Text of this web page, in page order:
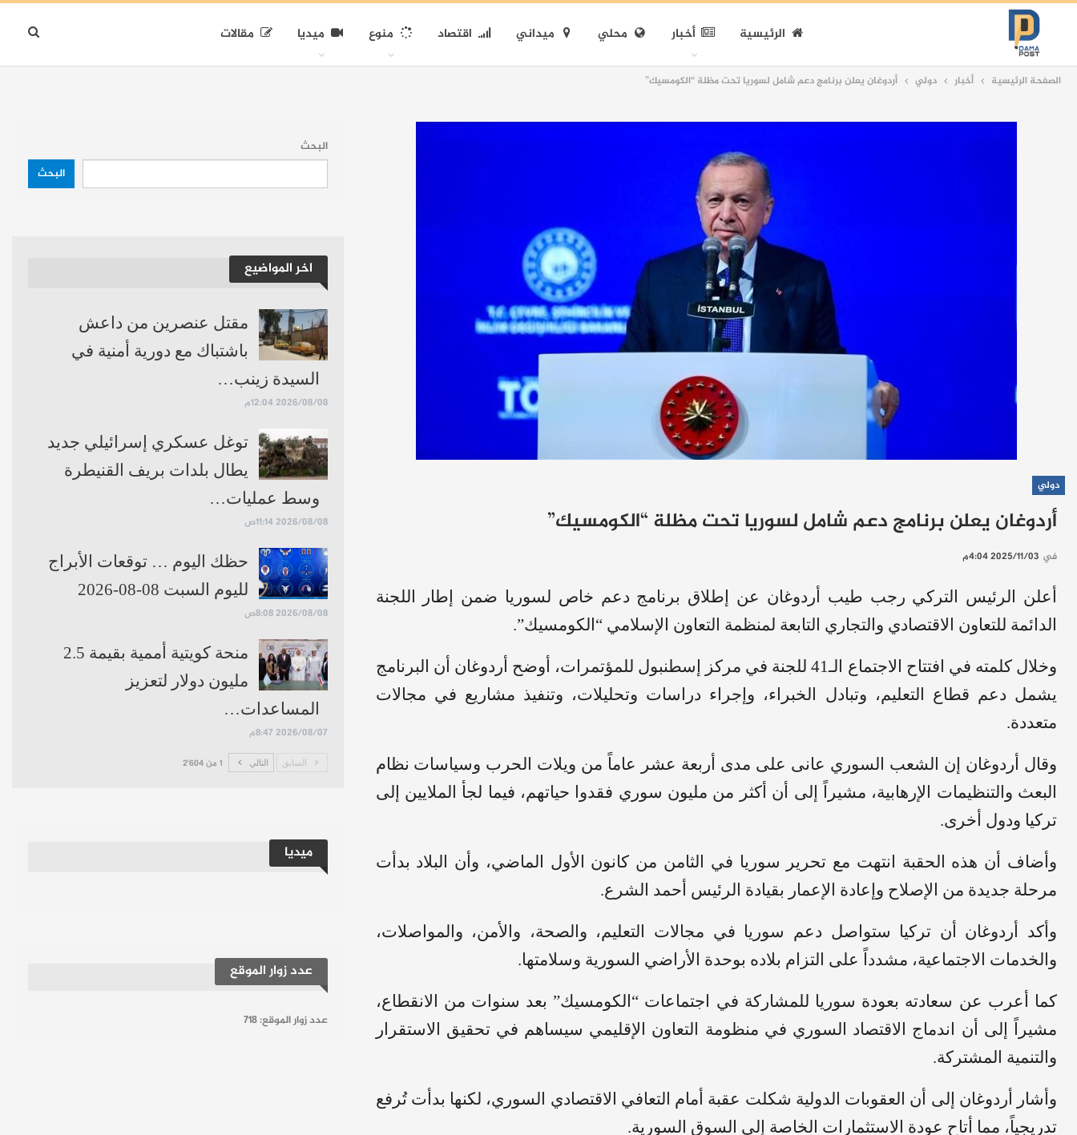
الرئيسية أخبار محلي ميداني اقتصاد منوع ميديا مقالات
الصفحة الرئيسية أخبار دولي أردوغان يعلن برنامج دعم شامل لسوريا تحت مظلة “الكومسيك”
دولي
أردوغان يعلن برنامج دعم شامل لسوريا تحت مظلة “الكومسيك”
في 2025/11/03 4:04م
أعلن الرئيس التركي رجب طيب أردوغان عن إطلاق برنامج دعم خاص لسوريا ضمن إطار اللجنة
الدائمة للتعاون الاقتصادي والتجاري التابعة لمنظمة التعاون الإسلامي “الكومسيك”.
وخلال كلمته في افتتاح الاجتماع الـ41 للجنة في مركز إسطنبول للمؤتمرات، أوضح أردوغان أن البرنامج
يشمل دعم قطاع التعليم، وتبادل الخبراء، وإجراء دراسات وتحليلات، وتنفيذ مشاريع في مجالات
متعددة.
وقال أردوغان إن الشعب السوري عانى على مدى أربعة عشر عاماً من ويلات الحرب وسياسات نظام
البعث والتنظيمات الإرهابية، مشيراً إلى أن أكثر من مليون سوري فقدوا حياتهم، فيما لجأ الملايين إلى
تركيا ودول أخرى.
وأضاف أن هذه الحقبة انتهت مع تحرير سوريا في الثامن من كانون الأول الماضي، وأن البلاد بدأت
مرحلة جديدة من الإصلاح وإعادة الإعمار بقيادة الرئيس أحمد الشرع.
وأكد أردوغان أن تركيا ستواصل دعم سوريا في مجالات التعليم، والصحة، والأمن، والمواصلات،
والخدمات الاجتماعية، مشدداً على التزام بلاده بوحدة الأراضي السورية وسلامتها.
كما أعرب عن سعادته بعودة سوريا للمشاركة في اجتماعات “الكومسيك” بعد سنوات من الانقطاع،
مشيراً إلى أن اندماج الاقتصاد السوري في منظومة التعاون الإقليمي سيساهم في تحقيق الاستقرار
والتنمية المشتركة.
وأشار أردوغان إلى أن العقوبات الدولية شكلت عقبة أمام التعافي الاقتصادي السوري، لكنها بدأت تُرفع
تدريجياً، مما أتاح عودة الاستثمارات الخاصة إلى السوق السورية.
البحث
البحث
اخر المواضيع
مقتل عنصرين من داعش
باشتباك مع دورية أمنية في
السيدة زينب…
2026/08/08 12:04م
توغل عسكري إسرائيلي جديد
يطال بلدات بريف القنيطرة
وسط عمليات…
2026/08/08 11:14ص
حظك اليوم … توقعات الأبراج
لليوم السبت 08-08-2026
2026/08/08 8:08ص
منحة كويتية أممية بقيمة 2.5
مليون دولار لتعزيز
المساعدات…
2026/08/07 8:47م
السابق التالي 1 من 2٬604
ميديا
عدد زوار الموقع
عدد زوار الموقع:718